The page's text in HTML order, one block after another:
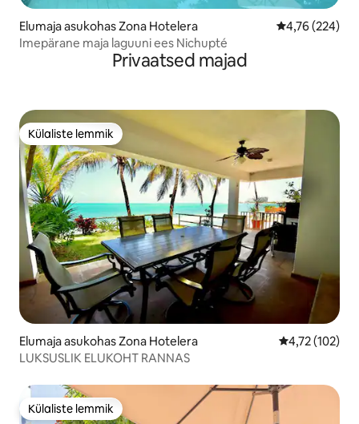
Elumaja asukohas Zona Hotelera Keskmine
4,76 (224)
Imepärane maja laguuni ees Nichupté
Privaatsed majad
Külaliste lemmik
Külaliste lemmik
Elumaja asukohas Zona Hotelera Keskmine
4,72 (102)
LUKSUSLIK ELUKOHT RANNAS
Külaliste lemmik
Külaliste lemmik